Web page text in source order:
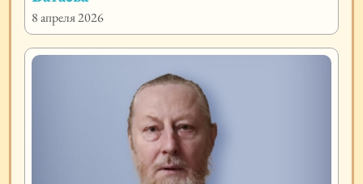
8 апреля 2026